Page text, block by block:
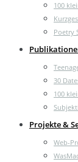
100
Poetry
30
100
Projekte &
Web-